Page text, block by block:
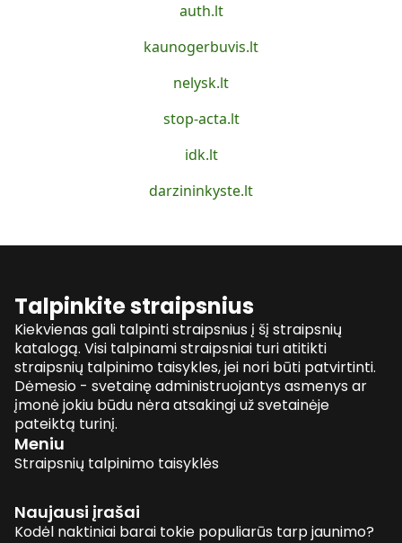
auth.lt
kaunogerbuvis.lt
nelysk.lt
stop-acta.lt
idk.lt
darzininkyste.lt
Talpinkite straipsnius
Kiekvienas gali talpinti straipsnius į šį straipsnių
katalogą. Visi talpinami straipsniai turi atitikti
straipsnių talpinimo taisykles, jei nori būti patvirtinti.
Dėmesio - svetainę administruojantys asmenys ar
įmonė jokiu būdu nėra atsakingi už svetainėje
pateiktą turinį.
Meniu
Straipsnių talpinimo taisyklės
Naujausi įrašai
Kodėl naktiniai barai tokie populiarūs tarp jaunimo?